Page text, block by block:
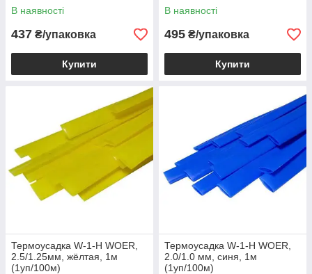
В наявності
437 ₴/упаковка
Купити
В наявності
495 ₴/упаковка
Купити
Термоусадка W-1-H WOER,
2.5/1.25мм, жёлтая, 1м
(1уп/100м)
Термоусадка W-1-H WOER,
2.0/1.0 мм, синя, 1м
(1уп/100м)